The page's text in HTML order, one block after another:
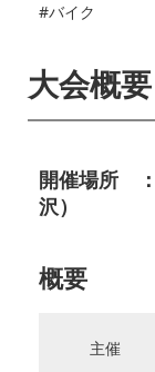
#バイク
大会概要
開催場所
沢）
概要
主催